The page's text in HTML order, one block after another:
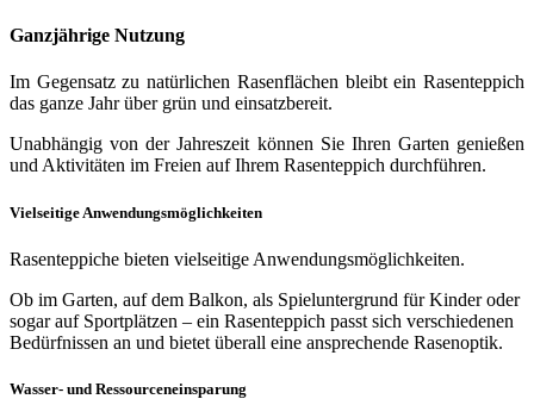
Ganzjährige Nutzung
Im Gegensatz zu natürlichen Rasenflächen bleibt ein Rasenteppich
das ganze Jahr über grün und einsatzbereit.
Unabhängig von der Jahreszeit können Sie Ihren Garten genießen
und Aktivitäten im Freien auf Ihrem Rasenteppich durchführen.
Vielseitige Anwendungsmöglichkeiten
Rasenteppiche bieten vielseitige Anwendungsmöglichkeiten.
Ob im Garten, auf dem Balkon, als Spieluntergrund für Kinder oder
sogar auf Sportplätzen – ein Rasenteppich passt sich verschiedenen
Bedürfnissen an und bietet überall eine ansprechende Rasenoptik.
Wasser- und Ressourceneinsparung